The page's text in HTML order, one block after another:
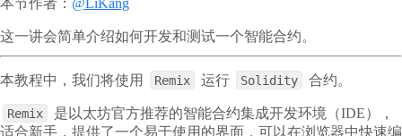
本节作者： @LiKang
这一讲会简单介绍如何开发和测试一个智能合约。
本教程中，我们将使用 Remix 运行 Solidity 合约。
Remix
是以太坊官方推荐的智能合约集成开发环境（IDE），
适合新手，提供了一个易于使用的界面，可以在浏览器中快速编